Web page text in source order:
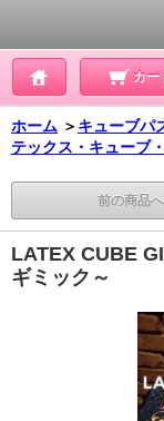
カー
ホーム ＞ キューブパ
テックス・キューブ
前の商品へ
LATEX CUBE
ギミック～